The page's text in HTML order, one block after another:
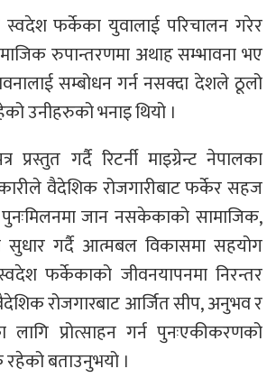
फर्केका युवालाई परिचालन गरेर
रुपान्तरणमा अथाह सम्भावना भए
सम्बोधन गर्न नसक्दा देशले ठूलो
उनीहरुको भनाइ थियो ।
प्रस्तुत गर्दै रिटर्नी माइग्रेन्ट नेपालका
वैदेशिक रोजगारीबाट फर्केर सहज
पुनःमिलनमा जान नसकेकाको सामाजिक,
सुधार गर्दै आत्मबल विकासमा सहयोग
फर्केकाको जीवनयापनमा निरन्तर
रोजगारबाट आर्जित सीप, अनुभव र
प्रोत्साहन गर्न पुनःएकीकरणको
बताउनुभयो ।